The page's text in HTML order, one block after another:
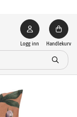
Logg inn Handlekurv